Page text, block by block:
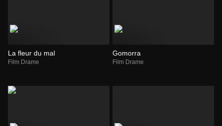
La fleur du mal
Film Drame
Gomorra
Film Drame